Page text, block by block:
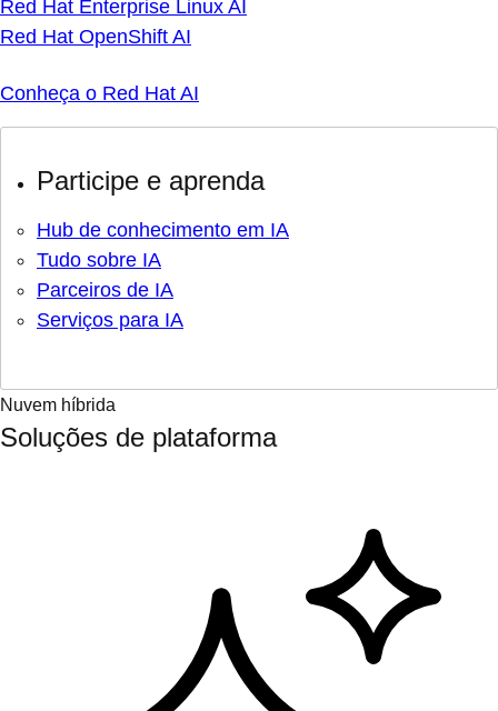
Red Hat Enterprise Linux AI
Red Hat OpenShift AI
Conheça o Red Hat AI
Participe e aprenda
Hub de conhecimento em IA
Tudo sobre IA
Parceiros de IA
Serviços para IA
Nuvem híbrida
Soluções de plataforma